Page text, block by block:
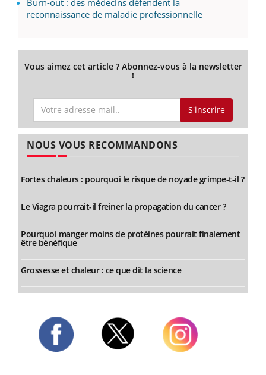
Burn-out : des médecins défendent la
reconnaissance de maladie professionnelle
Vous aimez cet article ? Abonnez-vous à la newsletter
!
S'inscrire
NOUS VOUS RECOMMANDONS
Fortes chaleurs : pourquoi le risque de noyade grimpe-t-il ?
Le Viagra pourrait-il freiner la propagation du cancer ?
Pourquoi manger moins de protéines pourrait finalement
être bénéfique
Grossesse et chaleur : ce que dit la science